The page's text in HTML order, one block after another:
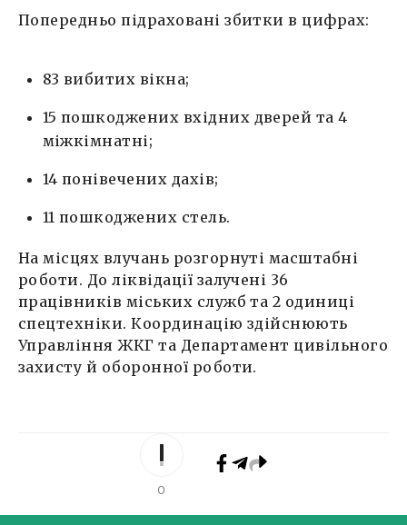
Попередньо підраховані збитки в цифрах:
83 вибитих вікна;
15 пошкоджених вхідних дверей та 4
міжкімнатні;
14 понівечених дахів;
11 пошкоджених стель.
На місцях влучань розгорнуті масштабні
роботи. До ліквідації залучені 36
працівників міських служб та 2 одиниці
спецтехніки. Координацію здійснюють
Управління ЖКГ та Департамент цивільного
захисту й оборонної роботи.
0